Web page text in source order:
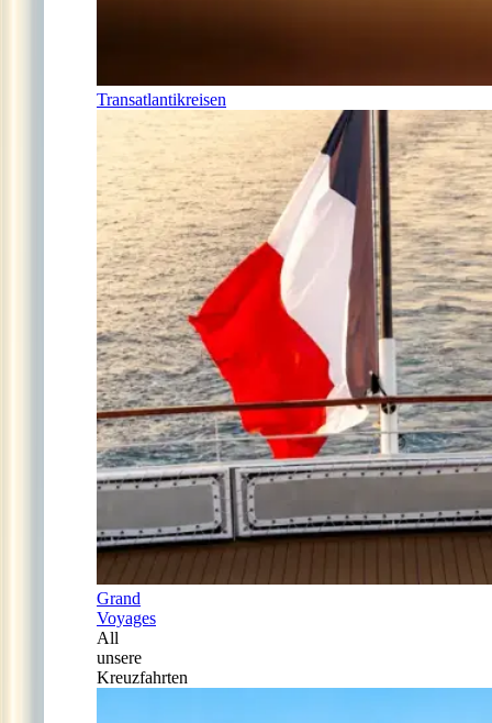
Transatlantikreisen
Grand
Voyages
All
unsere
Kreuzfahrten